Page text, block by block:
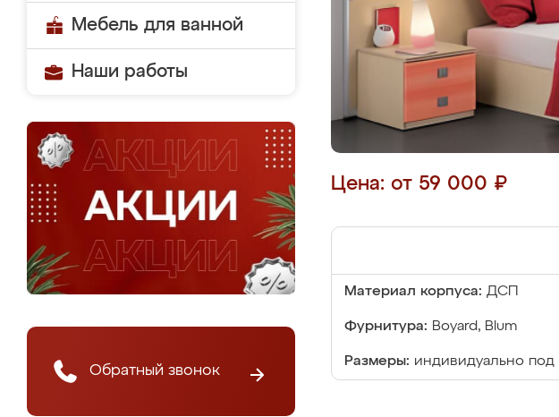
Мебель для ванной
Наши работы
Обратный звонок
Цена: от 59 000 ₽
Материал корпуса: ДСП
Фурнитура: Boyard, Blum
Размеры: индивидуально под